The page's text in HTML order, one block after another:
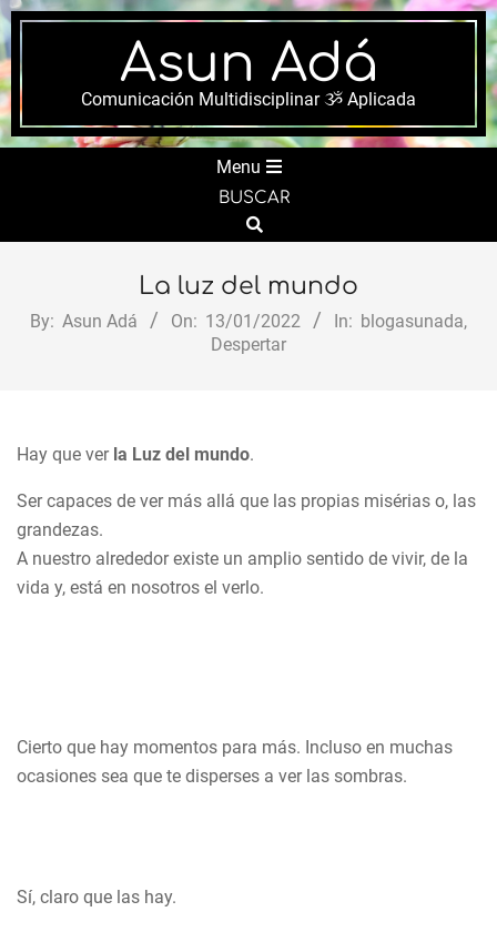
Skip
to
content
Asun Adá
Comunicación Multidisciplinar ૐ Aplicada
Menu
BUSCAR
Search
La luz del mundo
By: Asun Adá On: 13/01/2022 In: blogasunada,
Despertar
Hay que ver la Luz del mundo.
Ser capaces de ver más allá que las propias misérias o, las
grandezas.
A nuestro alrededor existe un amplio sentido de vivir, de la
vida y, está en nosotros el verlo.
Cierto que hay momentos para más. Incluso en muchas
ocasiones sea que te disperses a ver las sombras.
Sí, claro que las hay.